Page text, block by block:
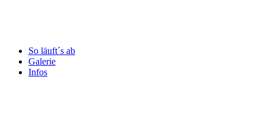
So läuft´s ab
Galerie
Infos